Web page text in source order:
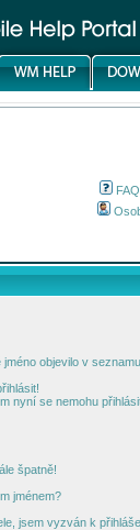
FAQ
objevilo v
nyní se nemohu
špatně!
jménem?
jsem vyzván k